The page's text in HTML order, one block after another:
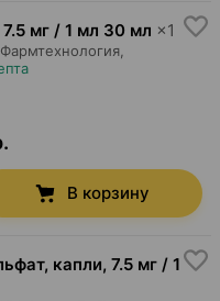
7.5 мг / 1 мл 30 мл ×1
Фармтехнология
В корзину
капли, 7.5 мг / 1